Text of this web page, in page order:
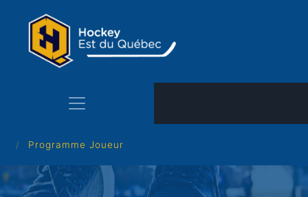
contenu
principal
Programme Joueur